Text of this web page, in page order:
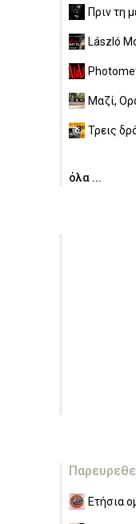
Πριν τη
László
Μαζί,
Τρεις
όλα ...
Ετήσια